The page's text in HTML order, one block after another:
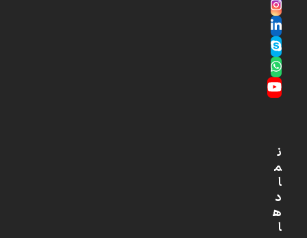
Instagram
LinkedIn
Skype
Whatsapp
YouTube
ن
م
ا
د
ه
ا